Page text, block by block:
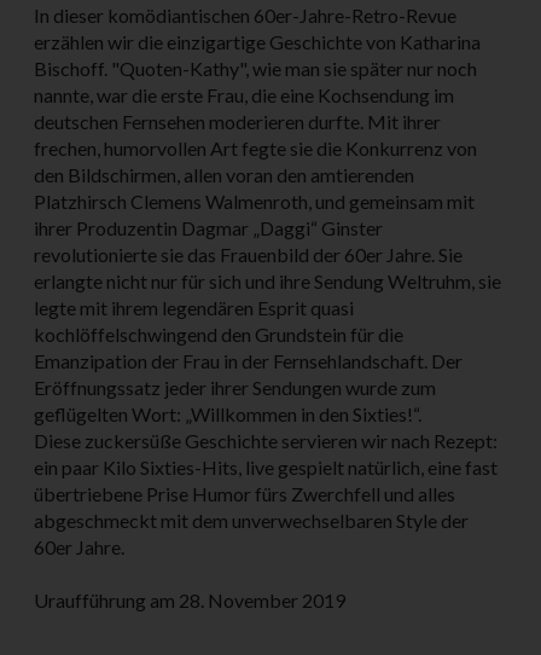
In dieser komödiantischen 60er-Jahre-Retro-Revue
erzählen wir die einzigartige Geschichte von Katharina
Bischoff. "Quoten-Kathy", wie man sie später nur noch
nannte, war die erste Frau, die eine Kochsendung im
deutschen Fernsehen moderieren durfte. Mit ihrer
frechen, humorvollen Art fegte sie die Konkurrenz von
den Bildschirmen, allen voran den amtierenden
Platzhirsch Clemens Walmenroth, und gemeinsam mit
ihrer Produzentin Dagmar „Daggi“ Ginster
revolutionierte sie das Frauenbild der 60er Jahre. Sie
erlangte nicht nur für sich und ihre Sendung Weltruhm, sie
legte mit ihrem legendären Esprit quasi
kochlöffelschwingend den Grundstein für die
Emanzipation der Frau in der Fernsehlandschaft. Der
Eröffnungssatz jeder ihrer Sendungen wurde zum
geflügelten Wort: „Willkommen in den Sixties!“.
Diese zuckersüße Geschichte servieren wir nach Rezept:
ein paar Kilo Sixties-Hits, live gespielt natürlich, eine fast
übertriebene Prise Humor fürs Zwerchfell und alles
abgeschmeckt mit dem unverwechselbaren Style der
60er Jahre.
Uraufführung am 28. November 2019